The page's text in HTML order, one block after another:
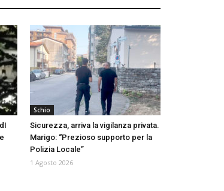
Schio
Sicurezza, arriva la vigilanza privata.
Marigo: “Prezioso supporto per la
Polizia Locale”
1 Agosto 2026